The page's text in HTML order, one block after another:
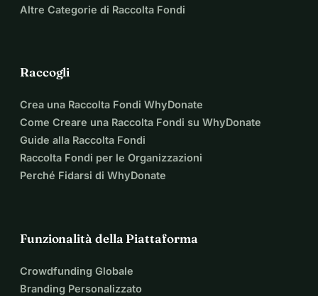
Altre Categorie di Raccolta Fondi
Raccogli
Crea una Raccolta Fondi WhyDonate
Come Creare una Raccolta Fondi su WhyDonate
Guide alla Raccolta Fondi
Raccolta Fondi per le Organizzazioni
Perché Fidarsi di WhyDonate
Funzionalità della Piattaforma
Crowdfunding Globale
Branding Personalizzato